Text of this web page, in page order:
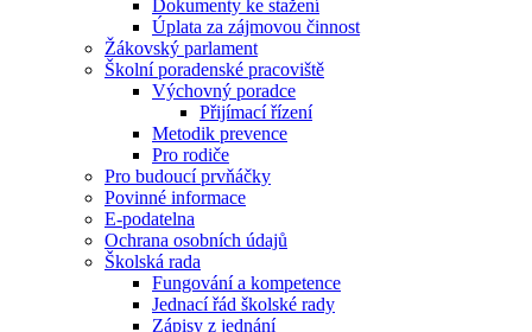
Dokumenty ke stažení
Úplata za zájmovou činnost
Žákovský parlament
Školní poradenské pracoviště
Výchovný poradce
Přijímací řízení
Metodik prevence
Pro rodiče
Pro budoucí prvňáčky
Povinné informace
E-podatelna
Ochrana osobních údajů
Školská rada
Fungování a kompetence
Jednací řád školské rady
Zápisy z jednání